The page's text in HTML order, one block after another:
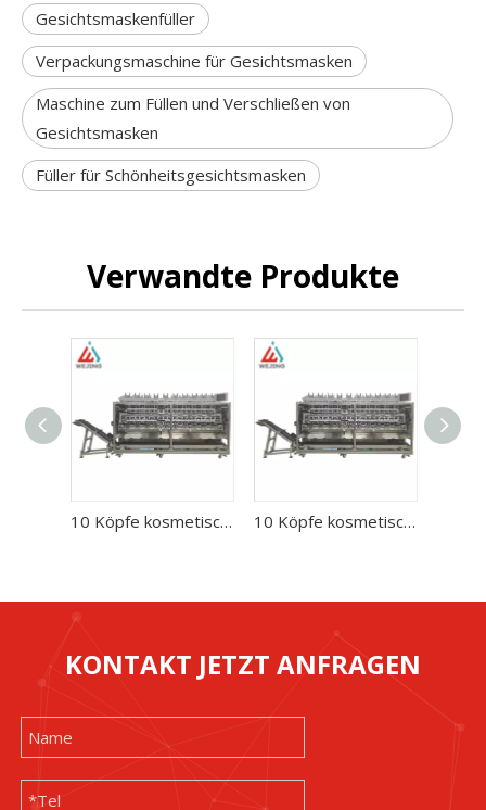
Gesichtsmaskenfüller
Verpackungsmaschine für Gesichtsmasken
Maschine zum Füllen und Verschließen von
Gesichtsmasken
Füller für Schönheitsgesichtsmasken
Verwandte Produkte
10 Köpfe kosmetische Schönheit Gesichtsmaske Füllverpackungsmaschine Fabrik Direktverkauf 10 Köpfe kosmetische Schönheit Gesichtsmaske Füllverpackungsmaschine Fabrik Direktverkauf
KONTAKT JETZT ANFRAGEN